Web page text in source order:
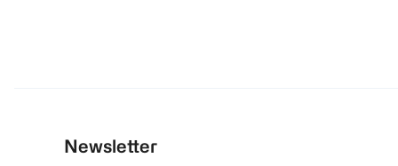
Newsletter